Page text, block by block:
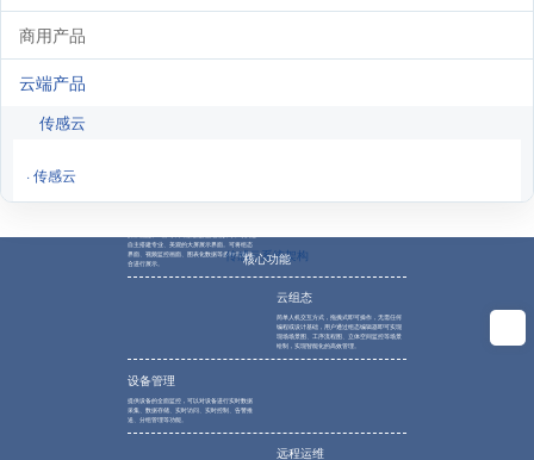
商用产品
云端产品
传感云
· 传感云
传感云系统架构
核心功能
自主搭建专业、美观的大屏展示界面。可将组态
界面、视频监控画面、图表化数据等多种元素融
合进行展示。
云组态
简单人机交互方式，拖拽式即可操作，无需任何
编程或设计基础，用户通过组态编辑器即可实现
现场场景图、工序流程图、立体空间监控等场景
绘制，实现智能化的高效管理。
设备管理
提供设备的全面监控，可以对设备进行实时数据
采集、数据存储、实时访问、实时控制、告警推
送、分组管理等功能。
远程运维